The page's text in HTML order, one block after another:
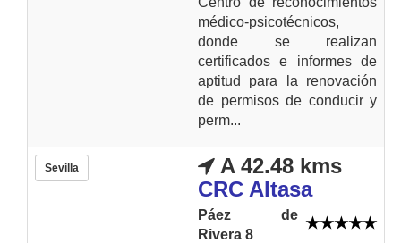
médico-psicotécnicos,
donde se realizan
certificados e informes de
aptitud para la renovación
de permisos de conducir y
perm...
Sevilla
A 42.48 kms
CRC Altasa
Páez de
Rivera 8